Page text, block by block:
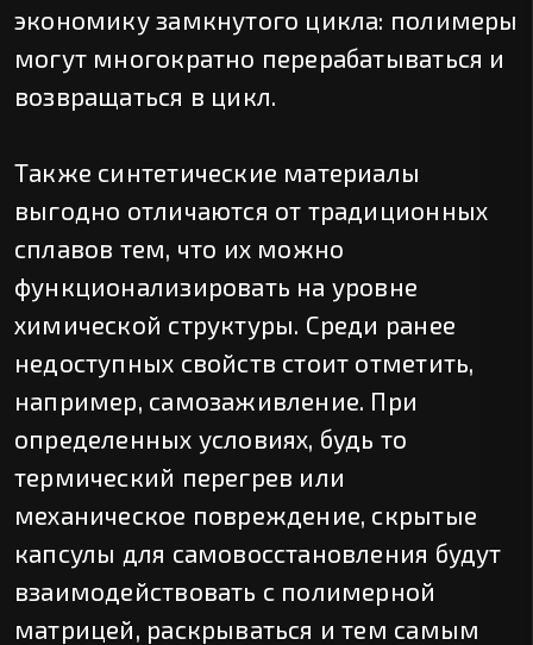
экономику замкнутого цикла: полимеры
могут многократно перерабатываться и
возвращаться в цикл.
Также синтетические материалы
выгодно отличаются от традиционных
сплавов тем, что их можно
функционализировать на уровне
химической структуры. Среди ранее
недоступных свойств стоит отметить,
например, самозаживление. При
определенных условиях, будь то
термический перегрев или
механическое повреждение, скрытые
капсулы для самовосстановления будут
взаимодействовать с полимерной
матрицей, раскрываться и тем самым